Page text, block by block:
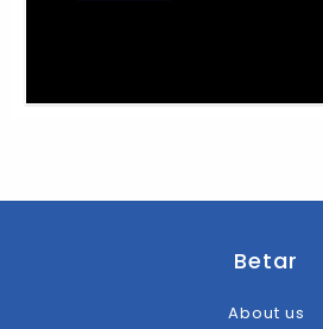
Betar
About us